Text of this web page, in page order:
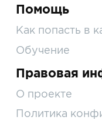
Помощь
Как попасть в
Обучение
Правовая
О проекте
Политика